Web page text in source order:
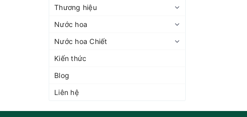
Thương hiệu
Nước hoa
Nước hoa Chiết
Kiến thức
Blog
Liên hệ